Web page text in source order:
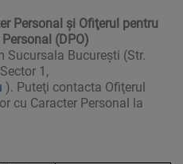
Personal şi Ofiţerul pentru
(DPO)
Sucursala Bucureşti (Str.
1,
). Puteţi contacta Ofiţerul
cu Caracter Personal la